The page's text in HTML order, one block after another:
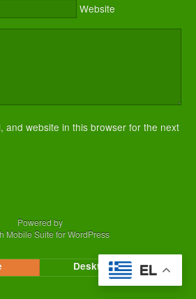
Website
and website in this browser for the next
EL
Powered by
Mobile Suite for WordPress
Desktop